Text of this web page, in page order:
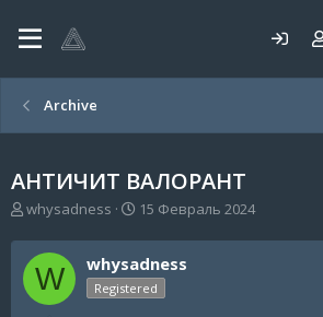
Archive
АНТИЧИТ ВАЛОРАНТ
А
т
о
р
т
whysadness
Д
т
а
н
15 Февраль 2024
W whysadness
Registered